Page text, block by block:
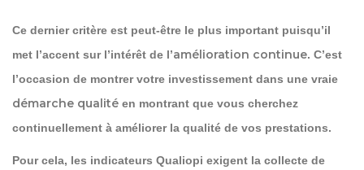
Ce dernier critère est peut-être le plus important puisqu’il
met l’accent sur l’intérêt de l’amélioration continue. C’est
l’occasion de montrer votre investissement dans une vraie
démarche qualité en montrant que vous cherchez
continuellement à améliorer la qualité de vos prestations.
Pour cela, les indicateurs Qualiopi exigent la collecte de